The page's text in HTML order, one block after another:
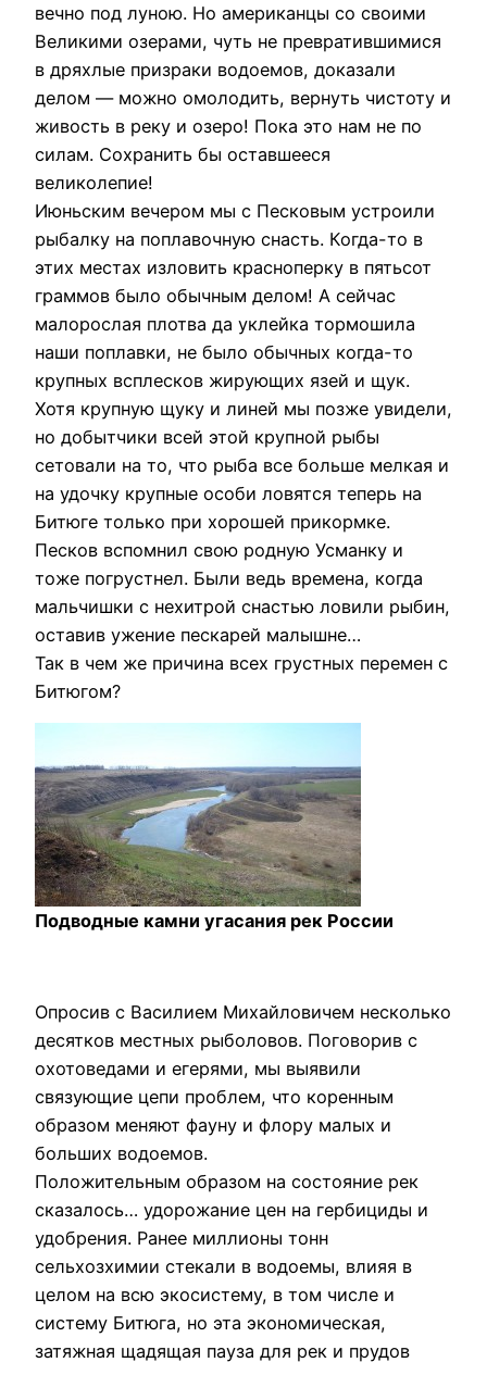
вечно под луною. Но американцы со своими
Великими озерами, чуть не превратившимися
в дряхлые призраки водоемов, доказали
делом — можно омолодить, вернуть чистоту и
живость в реку и озеро! Пока это нам не по
силам. Сохранить бы оставшееся
великолепие!
Июньским вечером мы с Песковым устроили
рыбалку на поплавочную снасть. Когда-то в
этих местах изловить красноперку в пятьсот
граммов было обычным делом! А сейчас
малорослая плотва да уклейка тормошила
наши поплавки, не было обычных когда-то
крупных всплесков жирующих язей и щук.
Хотя крупную щуку и линей мы позже увидели,
но добытчики всей этой крупной рыбы
сетовали на то, что рыба все больше мелкая и
на удочку крупные особи ловятся теперь на
Битюге только при хорошей прикормке.
Песков вспомнил свою родную Усманку и
тоже погрустнел. Были ведь времена, когда
мальчишки с нехитрой снастью ловили рыбин,
оставив ужение пескарей малышне…
Так в чем же причина всех грустных перемен с
Битюгом?
Подводные камни угасания рек России
Опросив с Василием Михайловичем несколько
десятков местных рыболовов. Поговорив с
охотоведами и егерями, мы выявили
связующие цепи проблем, что коренным
образом меняют фауну и флору малых и
больших водоемов.
Положительным образом на состояние рек
сказалось… удорожание цен на гербициды и
удобрения. Ранее миллионы тонн
сельхозхимии стекали в водоемы, влияя в
целом на всю экосистему, в том числе и
систему Битюга, но эта экономическая,
затяжная щадящая пауза для рек и прудов